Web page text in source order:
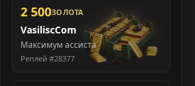
2 500ЗОЛОТА
VasiliscCom
Максимум ассиста
Реплей #28377